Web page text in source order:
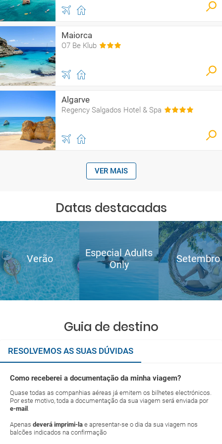
Maiorca
O7 Be Klub
Algarve
Regency Salgados Hotel & Spa
VER MAIS
Datas destacadas
Verão
Especial Adults
Only
Setembro
Guia de destino
RESOLVEMOS AS SUAS DÚVIDAS
Como receberei a documentação da minha viagem?
Quase todas as companhias aéreas já emitem os bilhetes electrónicos.
Por este motivo, toda a documentação da sua viagem será enviada por
e-mail .
Apenas deverá imprimi-la e apresentar-se o dia da sua viagem nos
balcões indicados na confirmação